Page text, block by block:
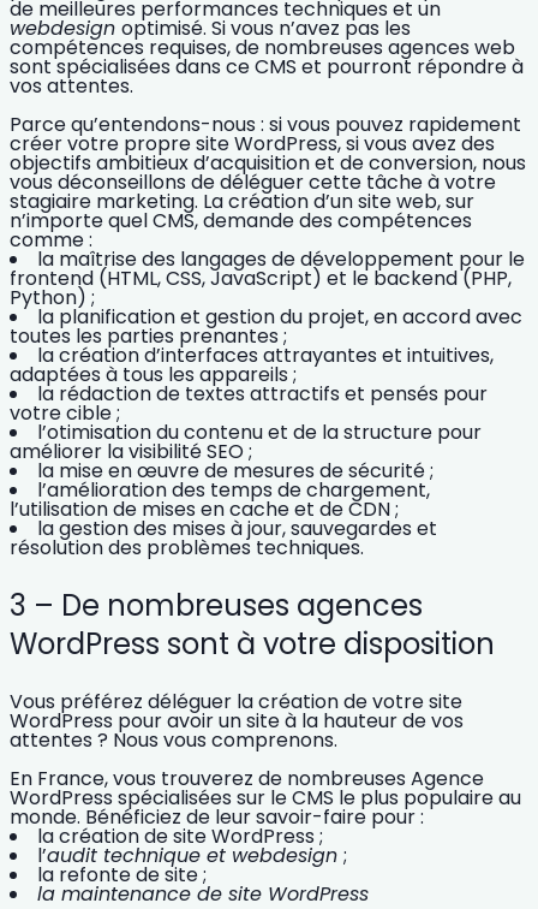
de meilleures performances techniques et un
webdesign optimisé. Si vous n’avez pas les
compétences requises, de nombreuses agences web
sont spécialisées dans ce CMS et pourront répondre à
vos attentes.
Parce qu’entendons-nous : si vous pouvez rapidement
créer votre propre site WordPress, si vous avez des
objectifs ambitieux d’acquisition et de conversion, nous
vous déconseillons de déléguer cette tâche à votre
stagiaire marketing. La création d’un site web, sur
n’importe quel CMS, demande des compétences
comme :
la maîtrise des langages de développement pour le
frontend (HTML, CSS, JavaScript) et le backend (PHP,
Python) ;
la planification et gestion du projet, en accord avec
toutes les parties prenantes ;
la création d’interfaces attrayantes et intuitives,
adaptées à tous les appareils ;
la rédaction de textes attractifs et pensés pour
votre cible ;
l’otimisation du contenu et de la structure pour
améliorer la visibilité SEO;
la mise en œuvre de mesures de sécurité ;
l’amélioration des temps de chargement,
l’utilisation de mises en cache et de CDN ;
la gestion des mises à jour, sauvegardes et
résolution des problèmes techniques.
3 – De nombreuses agences
WordPress sont à votre disposition
Vous préférez déléguer la création de votre site
WordPress pour avoir un site à la hauteur de vos
attentes ? Nous vous comprenons.
En France, vous trouverez de nombreuses Agence
WordPress spécialisées sur le CMS le plus populaire au
monde. Bénéficiez de leur savoir-faire pour :
la création de site WordPress ;
l’audit technique et webdesign ;
la refonte de site ;
la maintenance de site WordPress